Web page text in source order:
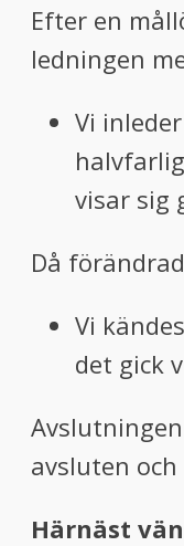
Efter en
ledningen
Vi
visar sig
Då
Vi
det gick
avsluten
Härnäst